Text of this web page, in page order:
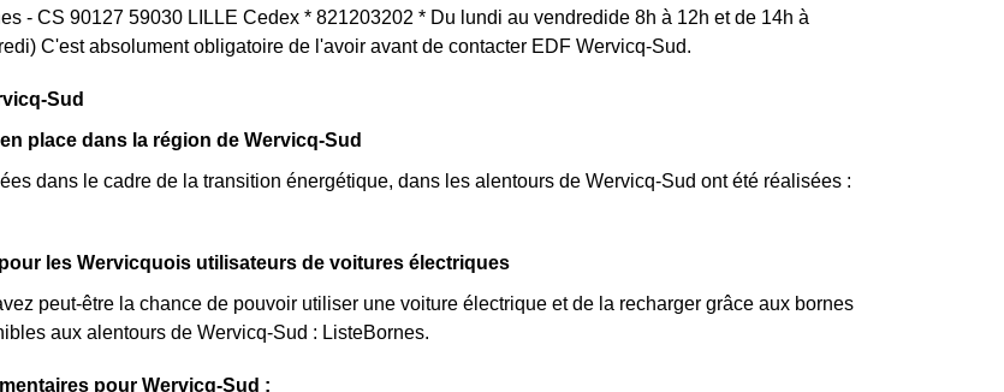
- CS 90127 59030 LILLE Cedex * 821203202 * Du lundi au vendredide 8h à 12h et de 14h à
C'est absolument obligatoire de l'avoir avant de contacter EDF Wervicq-Sud.
Sud
place dans la région de Wervicq-Sud
dans le cadre de la transition énergétique, dans les alentours de Wervicq-Sud ont été réalisées :
les Wervicquois utilisateurs de voitures électriques
peut-être la chance de pouvoir utiliser une voiture électrique et de la recharger grâce aux bornes
aux alentours de Wervicq-Sud : ListeBornes.
pour Wervicq-Sud :